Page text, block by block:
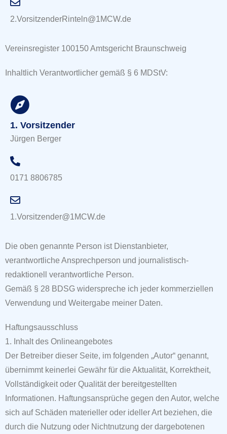
2.VorsitzenderRinteln@1MCW.de
Vereinsregister 100150 Amtsgericht Braunschweig
Inhaltlich Verantwortlicher gemäß § 6 MDStV:
1. Vorsitzender
Jürgen Berger
0171 8806785
1.Vorsitzender@1MCW.de
Die oben genannte Person ist Dienstanbieter,
verantwortliche Ansprechperson und journalistisch-
redaktionell verantwortliche Person.
Gemäß § 28 BDSG widerspreche ich jeder kommerziellen
Verwendung und Weitergabe meiner Daten.
Haftungsausschluss
1. Inhalt des Onlineangebotes
Der Betreiber dieser Seite, im folgenden „Autor“ genannt,
übernimmt keinerlei Gewähr für die Aktualität, Korrektheit,
Vollständigkeit oder Qualität der bereitgestellten
Informationen. Haftungsansprüche gegen den Autor, welche
sich auf Schäden materieller oder ideller Art beziehen, die
durch die Nutzung oder Nichtnutzung der dargebotenen